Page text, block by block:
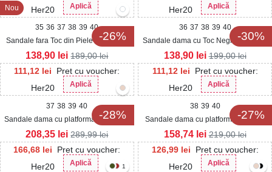
Her20
Aplică
Her20
Aplică
Nou
-26%
35 36 37 38 39 40
Sandale fara Toc din Piele Ecologica
Intoarsa dama Negre Kacia
111,12 lei
Pret cu voucher:
Her20
Aplică
138,90 lei 189,00lei
-30%
36 37 38 39 40
Sandale dama cu Toc Negre din Piele
Ecologica Intoarsa Veddy
111,12 lei
Pret cu voucher:
Her20
Aplică
138,90 lei 199,00lei
-28%
37 38 39 40
Sandale dama cu platforma Negre din
Piele Ecologica Intoarsa Ella
166,68 lei
Pret cu voucher:
Her20
Aplică
208,35 lei 289,99lei
-27%
38 39 40
Sandale dama cu platforma Albe din
Piele Ecologica Karina
126,99 lei
Pret cu voucher:
Her20
Aplică
158,74 lei 219,00lei
1